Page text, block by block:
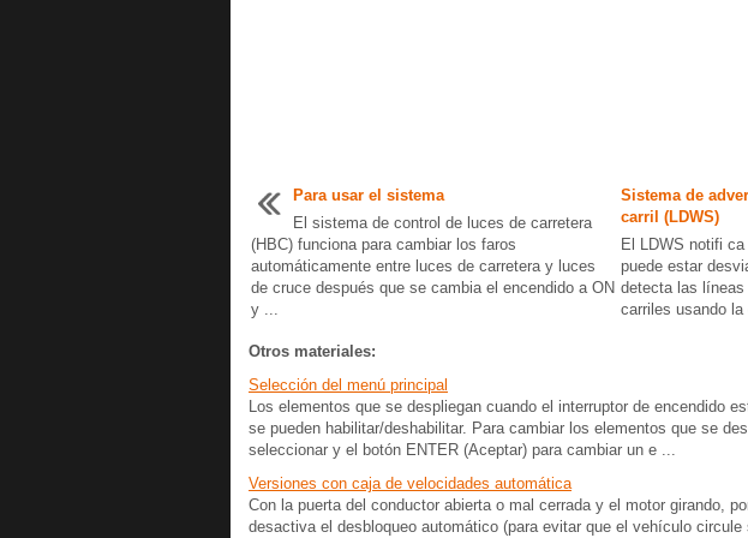
Para usar el sistema
El sistema de control de luces de carretera
(HBC) funciona para cambiar los faros
automáticamente entre luces de carretera y luces
de cruce después que se cambia el encendido a ON
y ...
Sistema de
carril (LDWS)
El LDWS notifi
puede estar
detecta las
carriles usando
Otros materiales:
Selección del menú principal
Los elementos que se despliegan cuando el interruptor de encendido
se pueden habilitar/deshabilitar. Para cambiar los elementos que se
seleccionar y el botón ENTER (Aceptar) para cambiar un e ...
Versiones con caja de velocidades automática
Con la puerta del conductor abierta o mal cerrada y el motor girando,
desactiva el desbloqueo automático (para evitar que el vehículo